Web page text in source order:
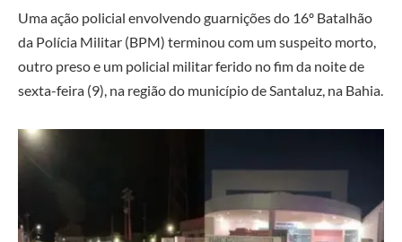
Uma ação policial envolvendo guarnições do 16º Batalhão
da Polícia Militar (BPM) terminou com um suspeito morto,
outro preso e um policial militar ferido no fim da noite de
sexta-feira (9), na região do município de Santaluz, na Bahia.